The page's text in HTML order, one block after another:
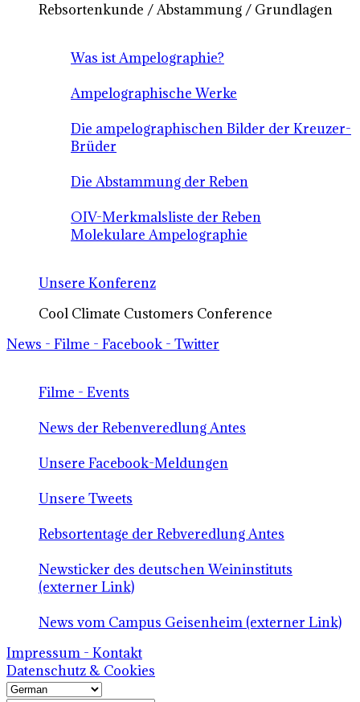
Rebsortenkunde / Abstammung / Grundlagen
Was ist Ampelographie?
Ampelographische Werke
Die ampelographischen Bilder der Kreuzer-
Brüder
Die Abstammung der Reben
OIV-Merkmalsliste der Reben
Molekulare Ampelographie
Unsere Konferenz
Cool Climate Customers Conference
News - Filme - Facebook - Twitter
Filme - Events
News der Rebenveredlung Antes
Unsere Facebook-Meldungen
Unsere Tweets
Rebsortentage der Rebveredlung Antes
Newsticker des deutschen Weininstituts
(externer Link)
News vom Campus Geisenheim (externer Link)
Impressum - Kontakt
Datenschutz & Cookies